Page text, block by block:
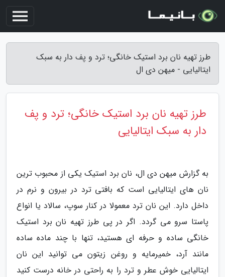
طرز تهیه نان برد استیک خانگی؛ ترد و پف دار به سبک
ایتالیایی - میهن دی ال
طرز تهیه نان برد استیک خانگی؛ ترد و پف
دار به سبک ایتالیایی
به گزارش میهن دی ال، نان برد استیک یکی از محبوب ترین
نان های ایتالیایی است که بافتی ترد در بیرون و نرم در
داخل دارد. این نان ترد معمولا در کنار سوپ، سالاد یا انواع
پاستا سرو می گردد. اگر در پی طرز تهیه نان برد استیک
خانگی ساده و حرفه ای هستید، تنها با چند ماده ساده
مانند آرد، خمیرمایه و روغن زیتون می توانید این نان
ایتالیایی خوش عطر و ترد را به راحتی در خانه درست کنید